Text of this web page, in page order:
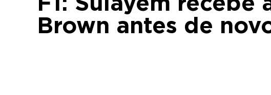
Brown antes de